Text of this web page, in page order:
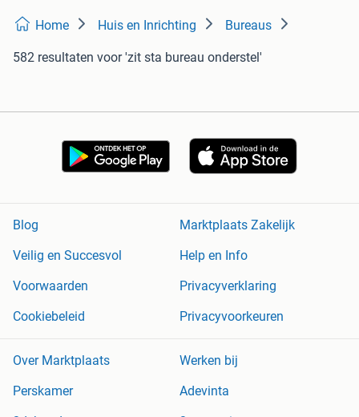
Home Huis en Inrichting Bureaus
582 resultaten voor 'zit sta bureau onderstel'
Blog
Marktplaats Zakelijk
Veilig en Succesvol
Help en Info
Voorwaarden
Privacyverklaring
Cookiebeleid
Privacyvoorkeuren
Over Marktplaats
Werken bij
Perskamer
Adevinta